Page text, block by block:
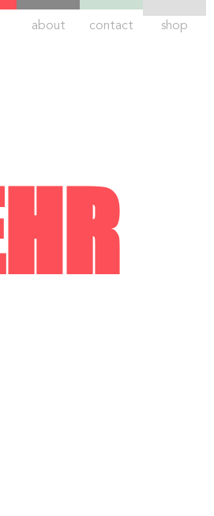
about contact shop